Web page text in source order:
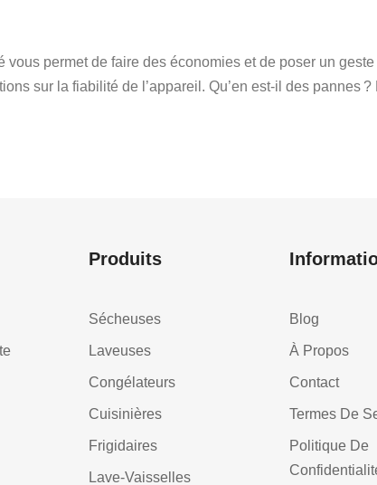
vous permet de faire des économies et de poser un geste
sur la fiabilité de l’appareil. Qu’en est-il des pannes ?
Produits
Sécheuses
Laveuses
Congélateurs
Cuisinières
Frigidaires
Lave-Vaisselles
Blog
À Propos
Contact
Termes De
Politique De